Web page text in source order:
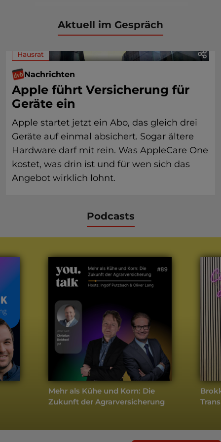
Aktuell im Gespräch
Hausrat
Nachrichten
Apple führt Versicherung für
Geräte ein
Apple startet jetzt ein Abo, das gleich drei
Geräte auf einmal absichert. Sogar ältere
Hardware darf mit rein. Was AppleCare One
kostet, was drin ist und für wen sich das
Angebot wirklich lohnt.
Podcasts
Mehr als Kühe und Korn: Die
Zukunft der Agrarversicherung